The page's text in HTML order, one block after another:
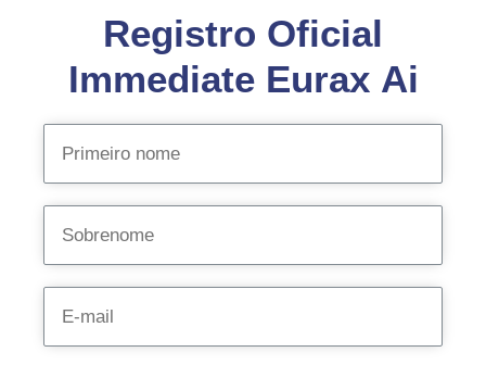
Registro Oficial
Immediate Eurax Ai